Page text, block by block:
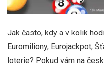
Jak často, kdy a v kolik
Euromiliony, Eurojackpot,
loterie? Pokud vám na